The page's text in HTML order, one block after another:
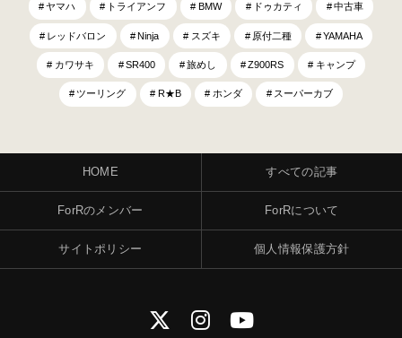
ヤマハ トライアンフ BMW ドゥカティ 中古車
レッドバロン Ninja スズキ 原付二種 YAMAHA
カワサキ SR400 旅めし Z900RS キャンプ
ツーリング R★B ホンダ スーパーカブ
HOME すべての記事
ForRのメンバー ForRについて
サイトポリシー 個人情報保護方針